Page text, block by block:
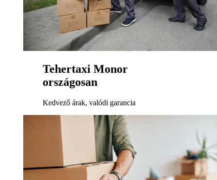
Tehertaxi Monor
országosan
Kedvező árak, valódi garancia